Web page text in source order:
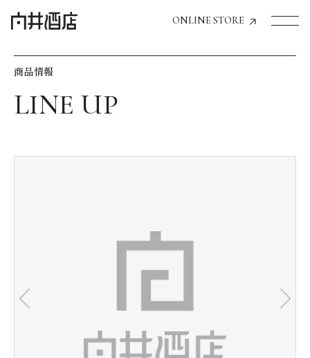
ONLINE STORE
飲食店経営のお客様
お気に入り機能の活用方法
会社情報
商品情報